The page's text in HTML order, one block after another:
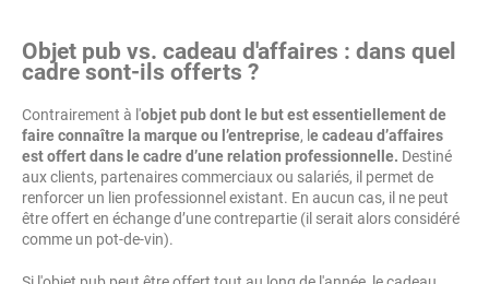
Objet pub vs. cadeau d'affaires : dans quel
cadre sont-ils offerts ?
Contrairement à l'objet pub dont le but est essentiellement de
faire connaître la marque ou l’entreprise, l e cadeau d’affaires
est offert dans le cadre d’une relation professionnelle. Destiné
aux clients, partenaires commerciaux ou salariés, il permet de
renforcer un lien professionnel existant. En aucun cas, il ne peut
être offert en échange d’une contrepartie (il serait alors considéré
comme un pot-de-vin).